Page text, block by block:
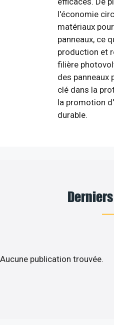
l'économie
matériaux
panneaux, ce
production et
filière
des panneaux
clé dans la
la promotion
durable.
Aucune publication trouvée.